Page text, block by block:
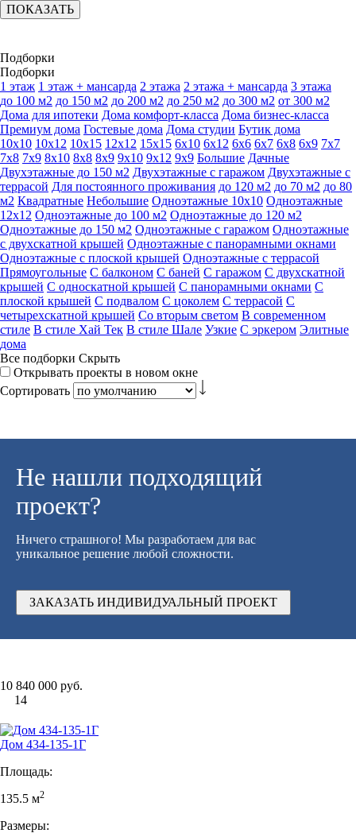
ПОКАЗАТЬ
Подборки
Подборки
1 этаж 1 этаж + мансарда 2 этажа 2 этажа + мансарда 3 этажа
до 100 м2 до 150 м2 до 200 м2 до 250 м2 до 300 м2 от 300 м2
Дома для ипотеки Дома комфорт-класса Дома бизнес-класса
Премиум дома Гостевые дома Дома студии Бутик дома
10х10 10х12 10х15 12х12 15х15 6х10 6х12 6х6 6х7 6х8 6х9 7х7
7х8 7х9 8х10 8х8 8х9 9х10 9х12 9х9 Большие Дачные
Двухэтажные до 150 м2 Двухэтажные с гаражом Двухэтажные с
террасой Для постоянного проживания до 120 м2 до 70 м2 до 80
м2 Квадратные Небольшие Одноэтажные 10х10 Одноэтажные
12х12 Одноэтажные до 100 м2 Одноэтажные до 120 м2
Одноэтажные до 150 м2 Одноэтажные с гаражом Одноэтажные
с двухскатной крышей Одноэтажные с панорамными окнами
Одноэтажные с плоской крышей Одноэтажные с террасой
Прямоугольные С балконом С баней С гаражом С двухскатной
крышей С односкатной крышей С панорамными окнами С
плоской крышей С подвалом С цоколем С террасой С
четырехскатной крышей Со вторым светом В современном
стиле В стиле Хай Тек В стиле Шале Узкие С эркером Элитные
дома
Все подборки Скрыть
Открывать проекты в новом окне
Сортировать
Не нашли подходящий
проект?
Ничего страшного! Мы разработаем для вас
уникальное решение любой сложности.
ЗАКАЗАТЬ ИНДИВИДУАЛЬНЫЙ ПРОЕКТ
10 840 000 руб.
14
Дом 434-135-1Г
Площадь:
135.5 м2
Размеры: